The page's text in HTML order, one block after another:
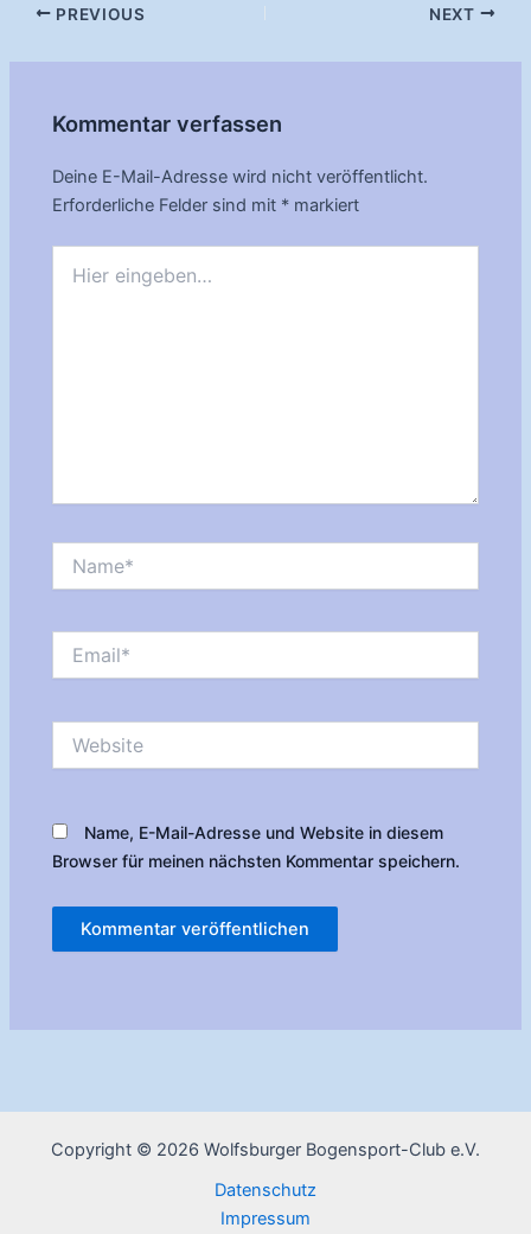
Post
PREVIOUS NEXT
Kommentar verfassen
Deine E-Mail-Adresse wird nicht veröffentlicht.
Erforderliche Felder sind mit * markiert
eingeben…
Name, E-Mail-Adresse und Website in diesem
Browser für meinen nächsten Kommentar speichern.
Copyright © 2026 Wolfsburger Bogensport-Club e.V.
Datenschutz
Impressum